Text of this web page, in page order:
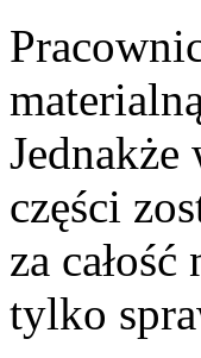
części
za
tylko